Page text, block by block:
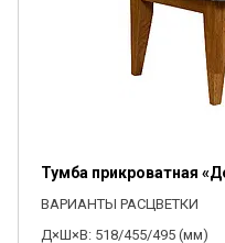
Тумба прикроватная
ВАРИАНТЫ РАСЦВЕТКИ
Д×Ш×В: 518/455/495 (мм)